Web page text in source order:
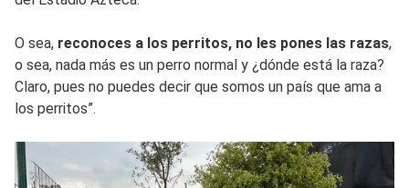
O sea, reconoces a los perritos, no les pones las razas,
o sea, nada más es un perro normal y ¿dónde está la raza?
Claro, pues no puedes decir que somos un país que ama a
los perritos”.